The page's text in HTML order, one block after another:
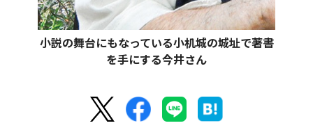
小説の舞台にもなっている小机城の城址で著書
を手にする今井さん